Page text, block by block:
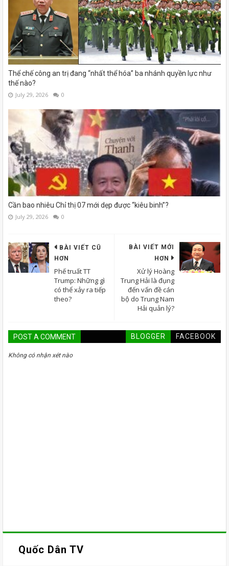
Thể chế công an trị đang “nhất thể hóa” ba nhánh quyền lực như
thế nào?
July 29, 2026 0
Cần bao nhiêu Chỉ thị 07 mới dẹp được “kiêu binh”?
July 29, 2026 0
BÀI VIẾT MỚI
HƠN
Xử lý Hoàng
Trung Hải là đụng
đến vấn đề cán
bộ do Trung Nam
Hải quản lý?
BÀI VIẾT CŨ
HƠN
Phế truất TT
Trump: Những gì
có thể xảy ra tiếp
theo?
POST A COMMENT BLOGGER FACEBOOK
Không có nhận xét nào
Quốc Dân TV